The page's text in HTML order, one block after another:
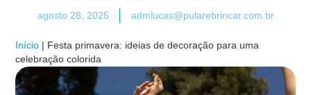
agosto 28, 2025 admlucas@pularebrincar.com.br
Início
Festa primavera: ideias de decoração para uma
celebração colorida